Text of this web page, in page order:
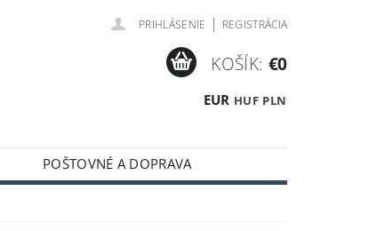
PRIHLÁSENIE | REGISTRÁCIA
EUR HUF PLN
KOŠÍK: €0
POŠTOVNÉ A DOPRAVA